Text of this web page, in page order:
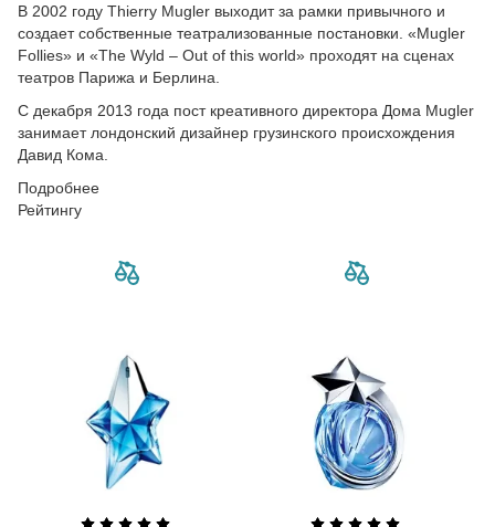
В 2002 году Thierry Mugler выходит за рамки привычного и
создает собственные театрализованные постановки. «Mugler
Follies» и «The Wyld – Out of this world» проходят на сценах
театров Парижа и Берлина.
С декабря 2013 года пост креативного директора Дома Mugler
занимает лондонский дизайнер грузинского происхождения
Давид Кома.
Подробнее
Рейтингу